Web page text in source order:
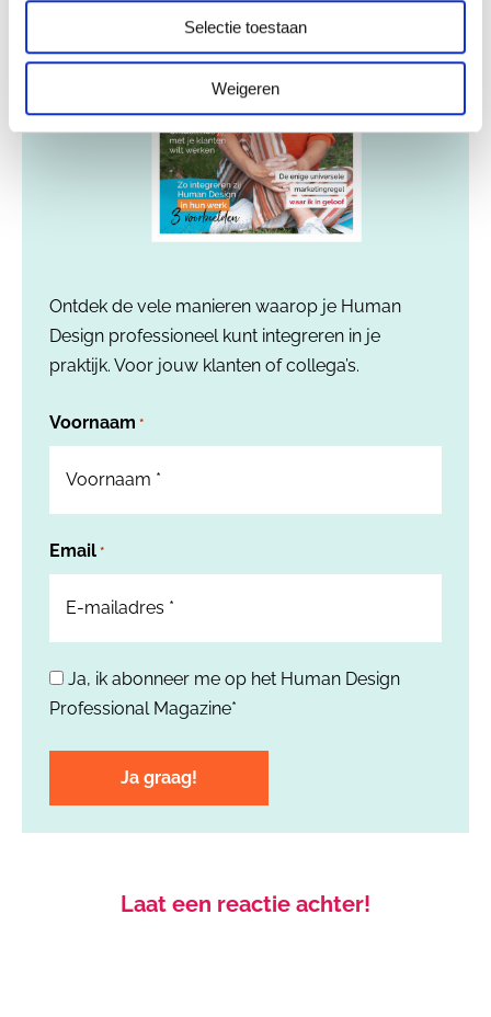
Selectie toestaan
Weigeren
Ontdek de vele manieren waarop je Human
Design professioneel kunt integreren in je
praktijk. Voor jouw klanten of collega’s.
Voornaam *
Email *
Ja, ik abonneer me op het Human Design
Professional Magazine*
Laat een reactie achter!